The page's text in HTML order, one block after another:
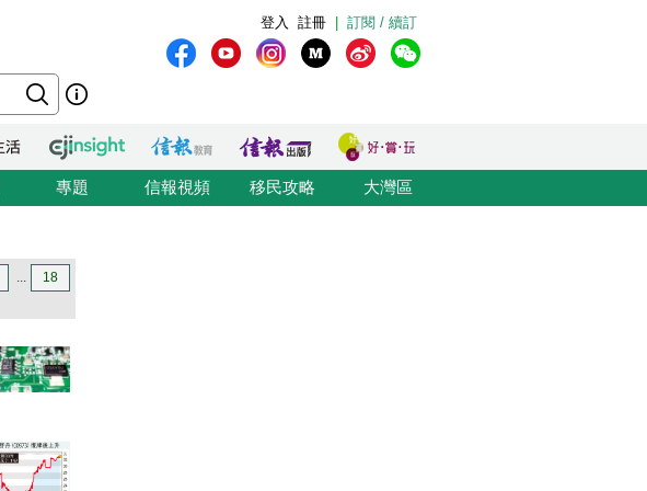
訂閱 / 續訂
註冊
登入
專題 信報視頻 移民攻略 大灣區
... 18